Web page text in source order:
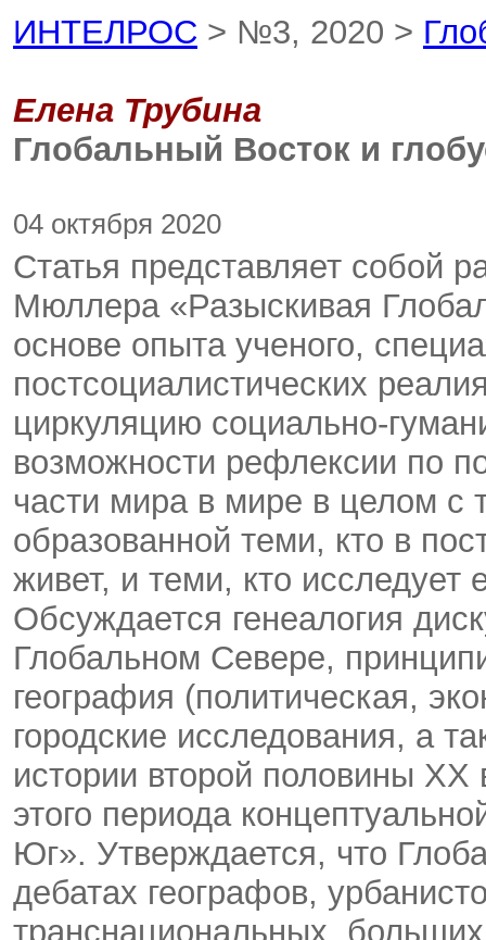
ИНТЕЛРОС > №3, 2020 >
Елена Трубина
Глобальный Восток и
04 октября 2020
Статья представляет собой
Мюллера «Разыскивая
основе опыта ученого,
постсоциалистических
циркуляцию социально-
возможности рефлексии по
части мира в мире в целом с
образованной теми, кто в
живет, и теми, кто исследует
Обсуждается генеалогия
Глобальном Севере,
география (политическая,
городские исследования, а
истории второй половины ХХ
этого периода
Юг». Утверждается, что
дебатах географов,
транснациональных,